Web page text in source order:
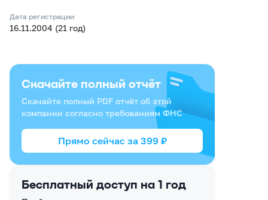
Дата регистрации
16.11.2004 (21 год)
Бесплатный доступ на 1 год
Скачайте полный отчёт
Скачайте полный PDF отчёт об этой
компании согласно требованиям ФНС
Прямо сейчас за 399 ₽